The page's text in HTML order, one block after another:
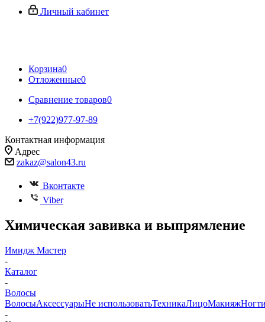
Личный кабинет
Корзина0
Отложенные0
Сравнение товаров0
+7(922)977-97-89
Контактная информация
Адрес
zakaz@salon43.ru
Вконтакте
Viber
Химическая завивка и выпрямление
Имидж Мастер
-
Каталог
-
Волосы
ВолосыАксессуарыНе использоватьТехникаЛицоМакияж
-